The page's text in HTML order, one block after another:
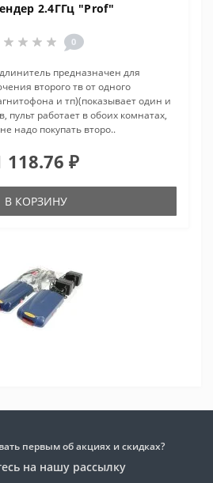
2.4ГГц "Prof"
0
предназначен для
второго тв от одного
и тп)(показывает один и
пульт работает в обоих комнатах,
надо покупать второ..
118.76 ₽
В КОРЗИНУ
первым об акциях и скидках?
на нашу рассылку